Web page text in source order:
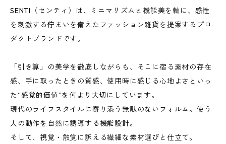
SENTI（センティ）は、ミニマリズムと機能美を軸に、感性
を刺激する佇まいを備えたファッション雑貨を提案するプロ
ダクトブランドです。
「引き算」の美学を徹底しながらも、そこに宿る素材の存在
感、手に取ったときの質感、使用時に感じる心地よさといっ
た“感覚的価値”を何より大切にしています。
現代のライフスタイルに寄り添う無駄のないフォルム。使う
人の動作を自然に誘導する機能設計。
そして、視覚・触覚に訴える繊細な素材選びと仕立て。